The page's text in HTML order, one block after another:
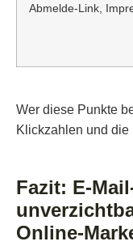
Abmelde-Link,
Wer diese Punkte
Klickzahlen und
Fazit: E-
Online-